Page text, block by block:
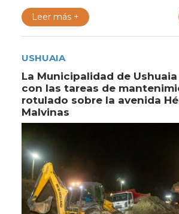
Leer más +
USHUAIA
La Municipalidad de
con las tareas de
rotulado sobre la avenida
Malvinas